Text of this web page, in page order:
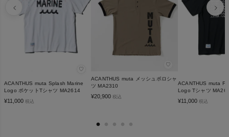
♡
ACANTHUS muta Splash Marine
Logo ポケットTシャツ MA2614
¥11,000 税込
♡
ACANTHUS muta メッシュポロシャ
ツ MA2310
¥20,900 税込
ACANTHUS muta
Logo Tシャツ
¥11,000 税込